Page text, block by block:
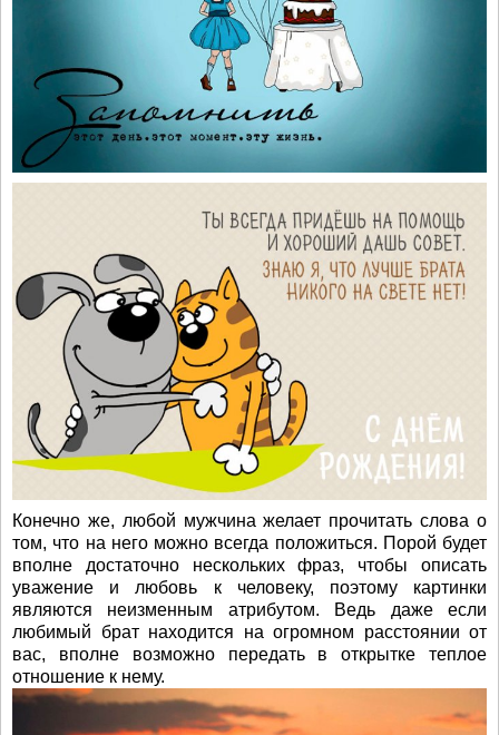
Конечно же, любой мужчина желает прочитать слова о
том, что на него можно всегда положиться. Порой будет
вполне достаточно нескольких фраз, чтобы описать
уважение и любовь к человеку, поэтому картинки
являются неизменным атрибутом. Ведь даже если
любимый брат находится на огромном расстоянии от
вас, вполне возможно передать в открытке теплое
отношение к нему.